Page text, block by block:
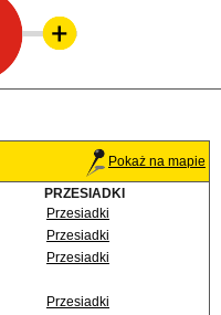
Pokaż na mapie
PRZESIADKI
Przesiadki
Przesiadki
Przesiadki
Przesiadki